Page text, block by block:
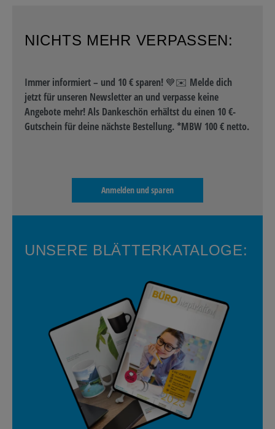
NICHTS MEHR VERPASSEN:
Immer informiert – und 10 € sparen! 💙✉️ Melde dich
jetzt für unseren Newsletter an und verpasse keine
Angebote mehr! Als Dankeschön erhältst du einen 10 €-
Gutschein für deine nächste Bestellung. *MBW 100 € netto.
Anmelden und sparen
UNSERE BLÄTTERKATALOGE: